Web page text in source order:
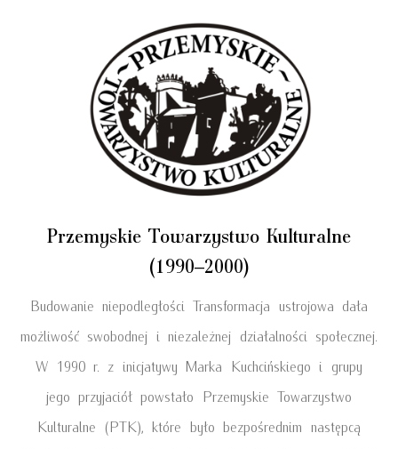
Przemyskie Towarzystwo Kulturalne
(1990–2000)
Budowanie niepodległości Transformacja ustrojowa dała
możliwość swobodnej i niezależnej działalności społecznej.
W 1990 r. z inicjatywy Marka Kuchcińskiego i grupy
jego przyjaciół powstało Przemyskie Towarzystwo
Kulturalne (PTK), które było bezpośrednim następcą